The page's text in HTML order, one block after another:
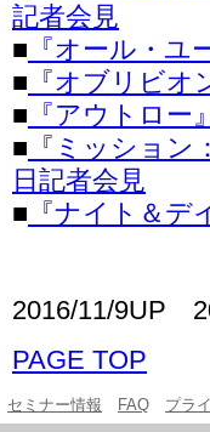
記者会見
■ 『オール・
■ 『オブリビオ
■ 『アウトロー
■ 『ミッショ
日記者会見
■ 『ナイト＆
2016/11/9UP
PAGE TOP
セミナー情報 FAQ プラ